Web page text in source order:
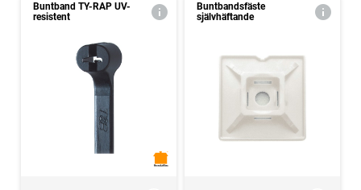
Buntband TY-RAP UV-
resistent
Buntbandsfäste
självhäftande